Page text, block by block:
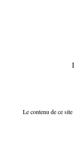
Le contenu de ce